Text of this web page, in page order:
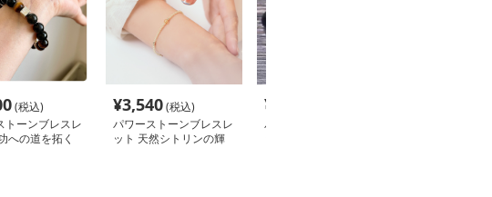
(税込)
トーンブレスレ
への道を拓く
¥3,540(税込)
パワーストーンブレスレ
ット 天然シトリンの輝
¥
パワーストーンブレスレ